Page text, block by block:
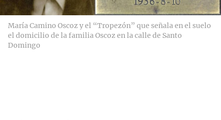
María Camino Oscoz y el “Tropezón” que señala en el suelo
el domicilio de la familia Oscoz en la calle de Santo
Domingo